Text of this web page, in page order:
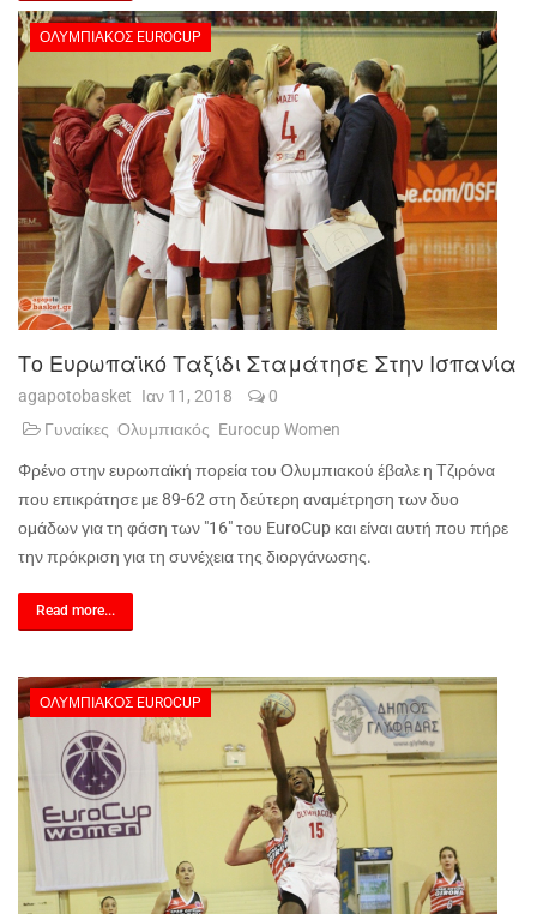
ΟΛΥΜΠΙΑΚΌΣ EUROCUP
Το Ευρωπαϊκό Ταξίδι Σταμάτησε Στην Ισπανία
agapotobasket Ιαν 11, 2018
0
Γυναίκες Ολυμπιακός Eurocup Women
Φρένο στην ευρωπαϊκή πορεία του Ολυμπιακού έβαλε η Τζιρόνα
που επικράτησε με 89-62 στη δεύτερη αναμέτρηση των δυο
ομάδων για τη φάση των "16" του EuroCup και είναι αυτή που πήρε
την πρόκριση για τη συνέχεια της διοργάνωσης.
Read more...
ΟΛΥΜΠΙΑΚΌΣ EUROCUP